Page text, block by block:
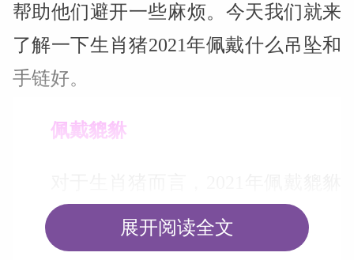
帮助他们避开一些麻烦。今天我们就来
了解一下生肖猪2021年佩戴什么吊坠和
手链好。
佩戴貔貅
手链是非常好的。众所周知，貔貅的风
水作用是招财，而属猪人在2021年的财
展开阅读全文